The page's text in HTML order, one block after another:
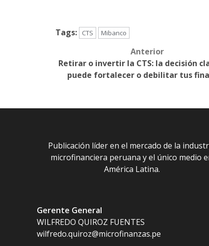
Tags: CTS Mibanco
navigation
Anterior
Retirar o invertir la CTS: la decisión
puede fortalecer o debilitar tus
Publicación líder en el mercado de la
microfinanciera peruana y el único medio
América Latina.
Gerente General
WILFREDO QUIROZ FUENTES
wilfredo.quiroz@microfinanzas.pe